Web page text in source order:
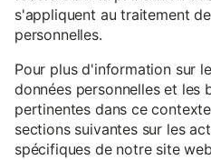
s'appliquent au traitement
personnelles.
Pour plus d'information sur
données personnelles et les
pertinentes dans ce
sections suivantes sur les
spécifiques de notre site